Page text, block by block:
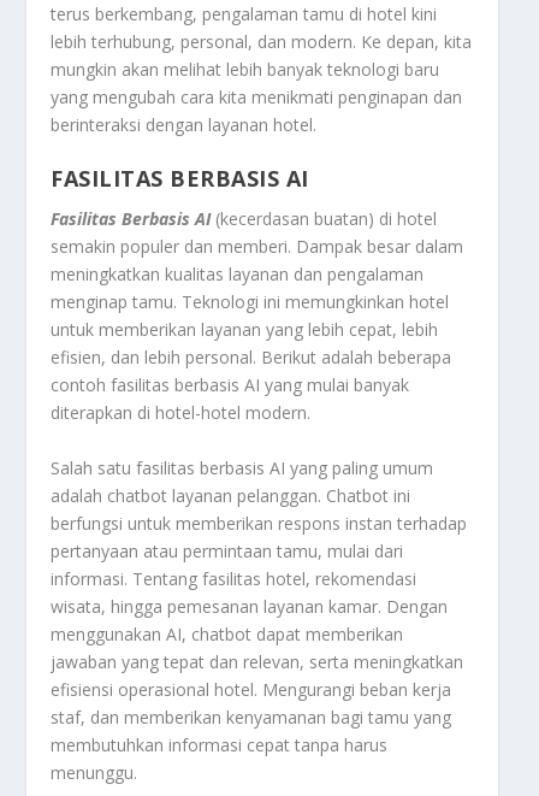
terus berkembang, pengalaman tamu di hotel kini
lebih terhubung, personal, dan modern. Ke depan, kita
mungkin akan melihat lebih banyak teknologi baru
yang mengubah cara kita menikmati penginapan dan
berinteraksi dengan layanan hotel.
FASILITAS BERBASIS AI
Fasilitas Berbasis AI(kecerdasan buatan) di hotel
semakin populer dan memberi. Dampak besar dalam
meningkatkan kualitas layanan dan pengalaman
menginap tamu. Teknologi ini memungkinkan hotel
untuk memberikan layanan yang lebih cepat, lebih
efisien, dan lebih personal. Berikut adalah beberapa
contoh fasilitas berbasis AI yang mulai banyak
diterapkan di hotel-hotel modern.
Salah satu fasilitas berbasis AI yang paling umum
adalah chatbot layanan pelanggan. Chatbot ini
berfungsi untuk memberikan respons instan terhadap
pertanyaan atau permintaan tamu, mulai dari
informasi. Tentang fasilitas hotel, rekomendasi
wisata, hingga pemesanan layanan kamar. Dengan
menggunakan AI, chatbot dapat memberikan
jawaban yang tepat dan relevan, serta meningkatkan
efisiensi operasional hotel. Mengurangi beban kerja
staf, dan memberikan kenyamanan bagi tamu yang
membutuhkan informasi cepat tanpa harus
menunggu.